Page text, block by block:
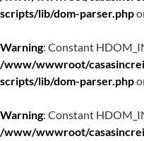
scripts/lib/dom-parser.php
Warning: Constant
/www/wwwroot/
scripts/lib/dom-parser.php
Warning: Constant
/www/wwwroot/